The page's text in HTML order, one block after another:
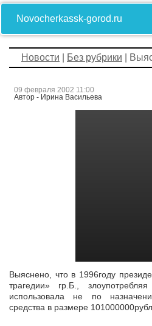
Novocherkassk-gorod.ru
Новости Без рубрики |
09 февраля 2002 11:00
Автор - Ирина Васильева
Выяснено, что в 1996году
трагедии» гр.Б.,
использовала не по
средства в размере